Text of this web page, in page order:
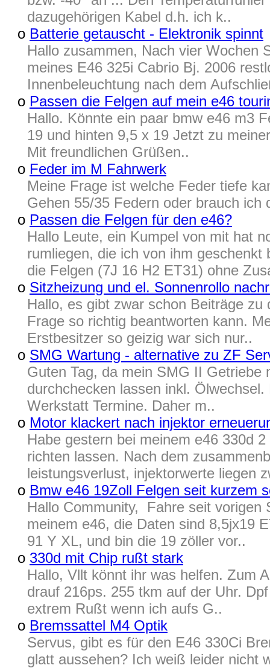
dazugehörigen Kabel d.h. ich k..
o Batterie getauscht - Elektronik spinnt
Hallo zusammen, Nach vier Wochen
meines E46 325i Cabrio Bj. 2006
Innenbeleuchtung nach dem
o Passen die Felgen auf mein e46
Hallo. Könnte ein paar bmw e46 m3
19 und hinten 9,5 x 19 Jetzt zu
Mit freundlichen Grüßen..
o Feder im M Fahrwerk
Meine Frage ist welche Feder tiefe
Gehen 55/35 Federn oder brauch ich
o Passen die Felgen für den e46?
Hallo Leute, ein Kumpel von mit hat
rumliegen, die ich von ihm
die Felgen (7J 16 H2 ET31) ohne
o Sitzheizung und el. Sonnenrollo
Hallo, es gibt zwar schon Beiträge
Frage so richtig beantworten kann.
Erstbesitzer so geizig war sich nur..
o SMG Wartung - alternative zu ZF
Guten Tag, da mein SMG II
durchchecken lassen inkl.
Werkstatt Termine. Daher m..
o Motor klackert nach injektor
Habe gestern bei meinem e46 330d
richten lassen. Nach dem
leistungsverlust, injektorwerte liegen
o Bmw e46 19Zoll Felgen seit kurzem
Hallo Community, Fahre seit vorigen
meinem e46, die Daten sind 8,5jx19
91 Y XL, und bin die 19 zöller vor..
o 330d mit Chip rußt stark
Hallo, Vllt könnt ihr was helfen. Zum
drauf 216ps. 255 tkm auf der Uhr.
extrem Rußt wenn ich aufs G..
o Bremssattel M4 Optik
Servus, gibt es für den E46 330Ci
glatt aussehen? Ich weiß leider nicht